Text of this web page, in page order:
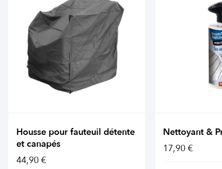
Housse pour fauteuil détente
et canapés
44,90 €
Nettoyant &
17,90 €